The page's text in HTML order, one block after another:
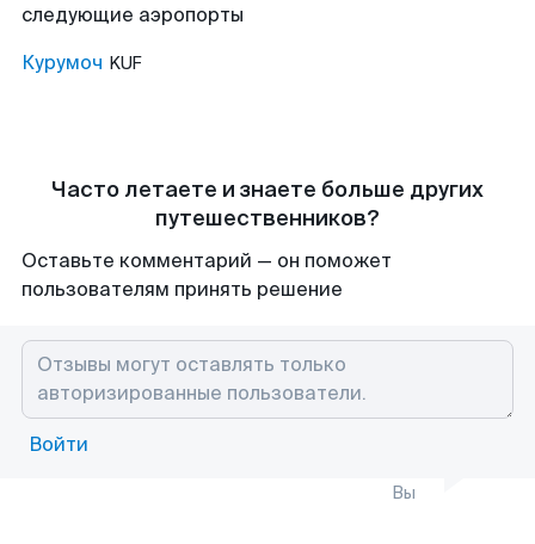
следующие аэропорты
Курумоч KUF
Часто летаете и знаете больше других
путешественников?
Оставьте комментарий — он поможет
пользователям принять решение
Войти
Вы